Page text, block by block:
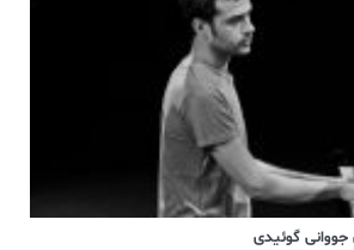
جووانی گوئیدی